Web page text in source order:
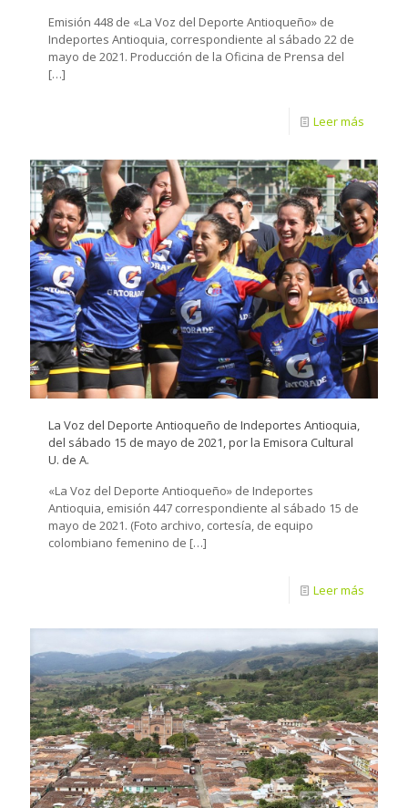
Emisión 448 de «La Voz del Deporte Antioqueño» de
Indeportes Antioquia, correspondiente al sábado 22 de
mayo de 2021. Producción de la Oficina de Prensa del
[…]
Leer más
La Voz del Deporte Antioqueño de Indeportes Antioquia,
del sábado 15 de mayo de 2021, por la Emisora Cultural
U. de A.
«La Voz del Deporte Antioqueño» de Indeportes
Antioquia, emisión 447 correspondiente al sábado 15 de
mayo de 2021. (Foto archivo, cortesía, de equipo
colombiano femenino de […]
Leer más